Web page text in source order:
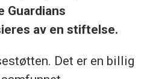
Guardians
av en stiftelse.
Det er en billig